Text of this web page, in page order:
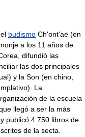
budismo Ch'ont'ae (en
a los 11 años de
difundió las
las dos principales
y la Son (en chino,
La
de la escuela
llegó a ser la más
publicó 4.750 libros de
de la secta.